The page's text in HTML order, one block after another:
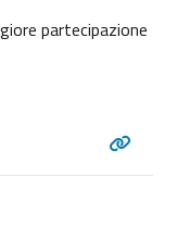
partecipazione